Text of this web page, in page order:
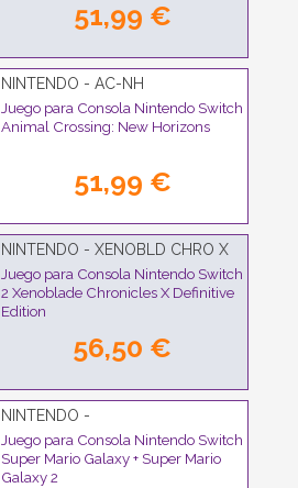
51,99 €
NINTENDO - AC-NH
Juego para Consola Nintendo Switch
Animal Crossing: New Horizons
51,99 €
NINTENDO - XENOBLD CHRO X
DEF 2
Juego para Consola Nintendo Switch
2 Xenoblade Chronicles X Definitive
Edition
56,50 €
NINTENDO -
Juego para Consola Nintendo Switch
Super Mario Galaxy + Super Mario
Galaxy 2